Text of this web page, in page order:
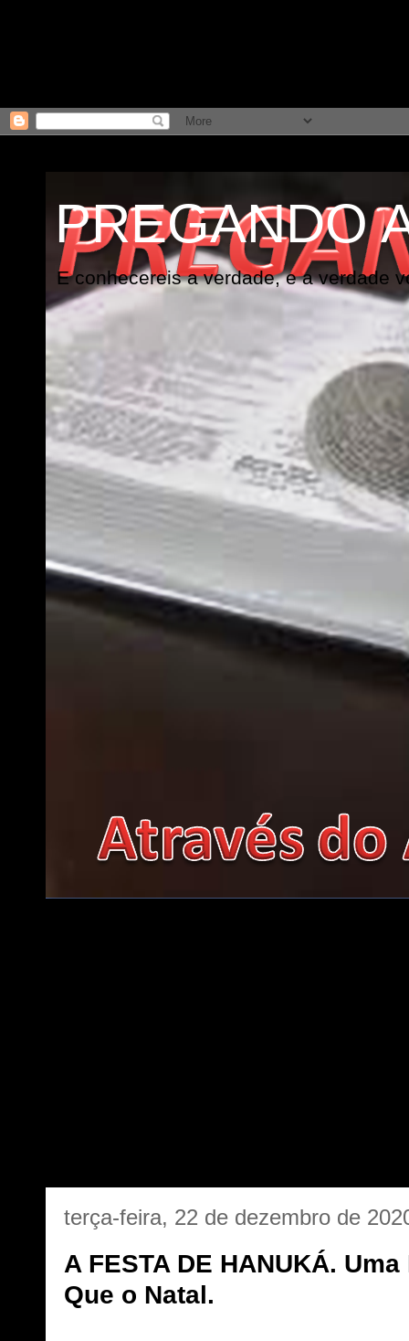
PREGANDO
E conhecereis a verdade, e a verdade
terça-feira, 22 de dezembro de
A FESTA DE HANUKÁ.
Que o Natal.